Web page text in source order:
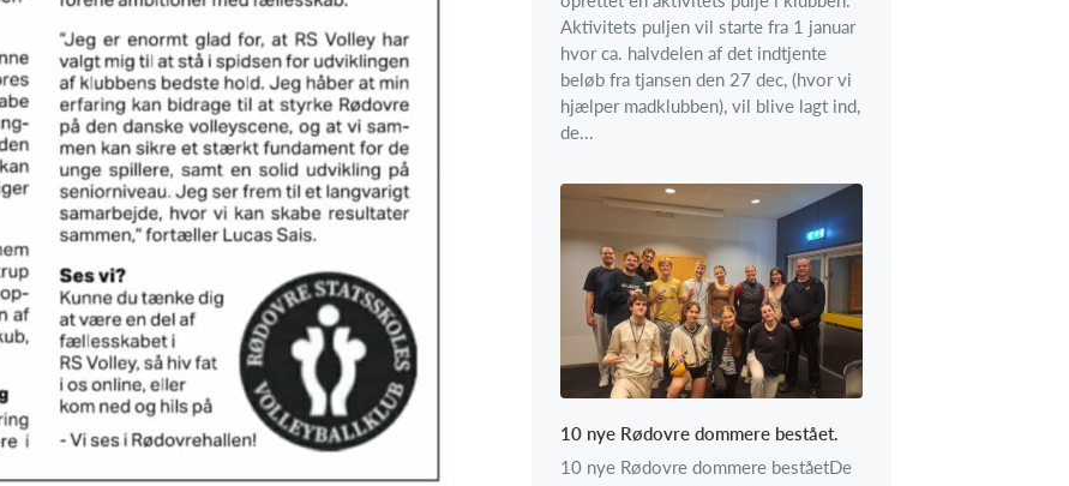
Aktivitets puljen vil starte fra 1 januar
hvor ca. halvdelen af det indtjente
beløb fra tjansen den 27 dec, (hvor vi
hjælper madklubben), vil blive lagt ind,
de...
10 nye Rødovre dommere bestået.
10 nye Rødovre dommere beståetDe